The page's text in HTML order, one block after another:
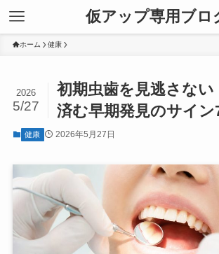
仮アップ専用ブロ
ホーム 健康
初期虫歯を見逃さない
済む早期発見のサイン
2026
5/27
健康 2026年5月27日